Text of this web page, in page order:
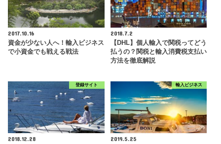
2017.10.16
資金が少ない人へ！輸入ビジネス
で小資金でも戦える戦法
2018.7.2
【DHL】個人輸入で関税ってどう
払うの？関税と輸入消費税支払い
方法を徹底解説
登録サイト
2018.12.28
輸入ビジネス
2019.5.25